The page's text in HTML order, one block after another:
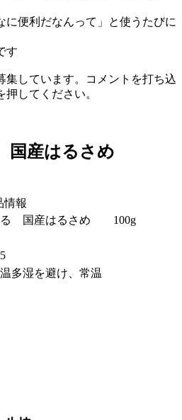
に便利だなんって」と使うたびに
す
しています。コメントを打ち込
してください。
国産はるさめ
情報
る 国産はるさめ 100g
多湿を避け、常温